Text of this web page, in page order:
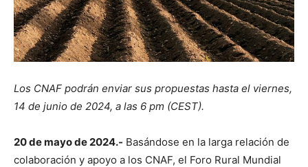
Los CNAF podrán enviar sus propuestas hasta el viernes,
14 de junio de 2024, a las 6 pm (CEST).
20 de mayo de 2024.- Basándose en la larga relación de
colaboración y apoyo a los CNAF, el Foro Rural Mundial